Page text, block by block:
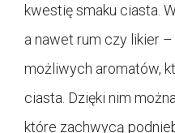
kwestię smaku ciasta.
a nawet rum czy likier
możliwych aromatów,
ciasta. Dzięki nim
które zachwycą